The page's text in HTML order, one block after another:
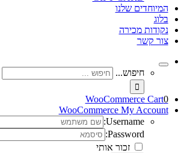
המיוחדים שלנו
בלוג
נקודות מכירה
צור קשר
חיפוש...
WooCommerce Cart0
WooCommerce My Account
Username:
Password:
זכור אותי